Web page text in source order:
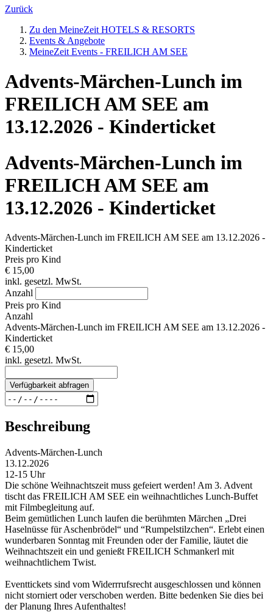
Zurück
Zu den MeineZeit HOTELS & RESORTS
Events & Angebote
MeineZeit Events - FREILICH AM SEE
Advents-Märchen-Lunch im
FREILICH AM SEE am
13.12.2026 - Kinderticket
Advents-Märchen-Lunch im
FREILICH AM SEE am
13.12.2026 - Kinderticket
Advents-Märchen-Lunch im FREILICH AM SEE am 13.12.2026 -
Kinderticket
Preis pro Kind
€ 15,00
inkl. gesetzl. MwSt.
Anzahl
Preis pro Kind
Anzahl
Advents-Märchen-Lunch im FREILICH AM SEE am 13.12.2026 -
Kinderticket
€ 15,00
inkl. gesetzl. MwSt.
Verfügbarkeit abfragen
Beschreibung
Advents-Märchen-Lunch
13.12.2026
12-15 Uhr
Die schöne Weihnachtszeit muss gefeiert werden! Am 3. Advent
tischt das FREILICH AM SEE ein weihnachtliches Lunch-Buffet
mit Filmbegleitung auf.
Beim gemütlichen Lunch laufen die berühmten Märchen „Drei
Haselnüsse für Aschenbrödel“ und “Rumpelstilzchen“. Erlebt einen
wunderbaren Sonntag mit Freunden oder der Familie, läutet die
Weihnachtszeit ein und genießt FREILICH Schmankerl mit
weihnachtlichem Twist.
Eventtickets sind vom Widerrrufsrecht ausgeschlossen und können
nicht storniert oder verschoben werden. Bitte bedenken Sie dies bei
der Planung Ihres Aufenthaltes!